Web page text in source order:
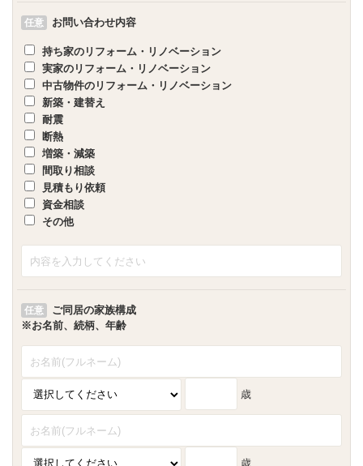
任意 お問い合わせ内容
持ち家のリフォーム・リノベーション
実家のリフォーム・リノベーション
中古物件のリフォーム・リノベーション
新築・建替え
耐震
断熱
増築・減築
間取り相談
見積もり依頼
資金相談
その他
任意
ご同居の家族構成
※お名前、続柄、年齢
歳
歳